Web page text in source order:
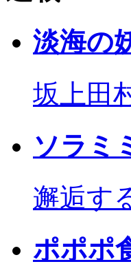
淡海の
坂上田
ソラミ
邂逅す
ポポポ